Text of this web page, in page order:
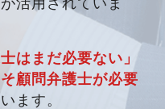
はまだ必要ない」
顧問弁護士が必要
ます。